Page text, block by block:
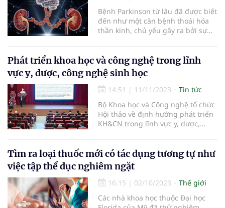
Bệnh Parkinson từ lâu đã được biết
đến như một căn bệnh thoái hóa
thần kinh, chủ yếu gây ra bởi sự
truyền thần kinh quan trọng trong
não. Tuy nhiên, một nghiên cứu
đột phá gần đây đã làm thay đổi
cách chúng ta hiểu về căn bệnh
này, khi các nhà khoa học phát
hiện rằng bệnh Parkinson có thể
khởi phát từ một cơ quan ngoại vi
không ngờ tới: thận.
Phát triển khoa học và công nghệ trong lĩnh
vực y, dược, công nghệ sinh học
14:51 | 11/11/2023
Tin tức
Bộ Khoa học và Công nghệ tổ chức
Hội thảo về định hướng phát triển
KH&CN trong lĩnh vực y, dược,
Tìm ra loại thuốc mới có tác dụng tương tự như
việc tập thể dục nghiêm ngặt
16:15 | 02/10/2023
Thế giới
Các nhà khoa học thuộc Đại học